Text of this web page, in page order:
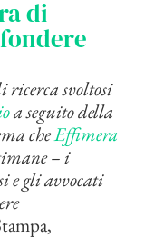
di
svoltosi
a seguito della
cheEffimera
– i
e gli avvocati